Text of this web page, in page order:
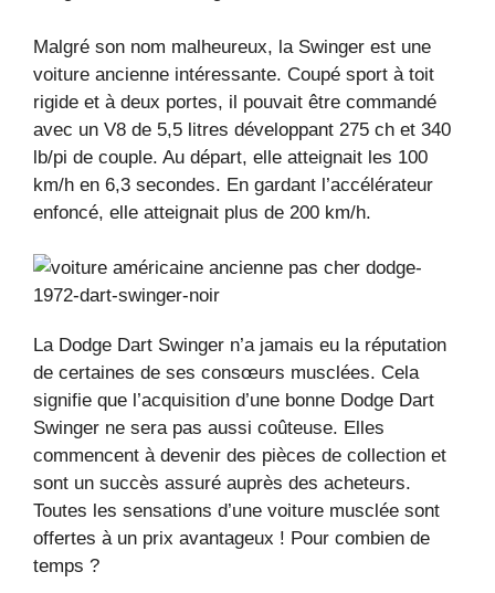
Malgré son nom malheureux, la Swinger est une
voiture ancienne intéressante. Coupé sport à toit
rigide et à deux portes, il pouvait être commandé
avec un V8 de 5,5 litres développant 275 ch et 340
lb/pi de couple. Au départ, elle atteignait les 100
km/h en 6,3 secondes. En gardant l’accélérateur
enfoncé, elle atteignait plus de 200 km/h.
La Dodge Dart Swinger n’a jamais eu la réputation
de certaines de ses consœurs musclées. Cela
signifie que l’acquisition d’une bonne Dodge Dart
Swinger ne sera pas aussi coûteuse. Elles
commencent à devenir des pièces de collection et
sont un succès assuré auprès des acheteurs.
Toutes les sensations d’une voiture musclée sont
offertes à un prix avantageux ! Pour combien de
temps ?